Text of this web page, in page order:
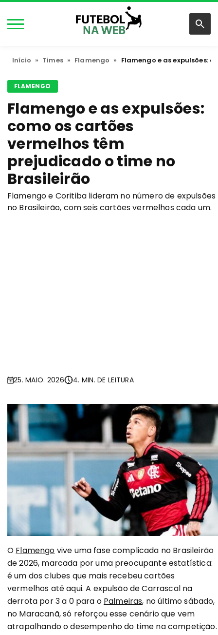
Início » Times » Flamengo » Flamengo e as expulsões:
FLAMENGO
Flamengo e as expulsões:
como os cartões
vermelhos têm
prejudicado o time no
Brasileirão
Flamengo e Coritiba lideram no número de expulsões
no Brasileirão, com seis cartões vermelhos cada um.
25. MAIO. 2026 4. MIN. DE LEITURA
O Flamengo vive uma fase complicada no Brasileirão
de 2026, marcada por uma preocupante estatística:
é um dos clubes que mais recebeu cartões
vermelhos até aqui. A expulsão de Carrascal na
derrota por 3 a 0 para o Palmeiras, no último sábado,
no Maracanã, só reforçou esse cenário que vem
atrapalhando o desempenho do time na competição.